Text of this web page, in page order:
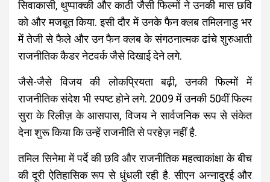
सिवाकासी, थुप्पाक्की और काठी जैसी फिल्मों ने उनकी मास छवि
को और मजबूत किया. इसी दौर में उनके फैन क्लब तमिलनाडु भर
में तेजी से फैले और उन फैन क्लब के संगठनात्मक ढांचे शुरुआती
राजनीतिक कैडर नेटवर्क जैसे दिखाई देने लगे.
जैसे-जैसे विजय की लोकप्रियता बढ़ी, उनकी फिल्मों में
राजनीतिक संदेश भी स्पष्ट होने लगे. 2009 में उनकी 50वीं फिल्म
सुरा के रिलीज़ के आसपास, विजय ने सार्वजनिक रूप से संकेत
देना शुरू किया कि उन्हें राजनीति से परहेज़ नहीं है.
तमिल सिनेमा में पर्दे की छवि और राजनीतिक महत्वाकांक्षा के बीच
की दूरी ऐतिहासिक रूप से धुंधली रही है. सीएन अन्नादुरई और